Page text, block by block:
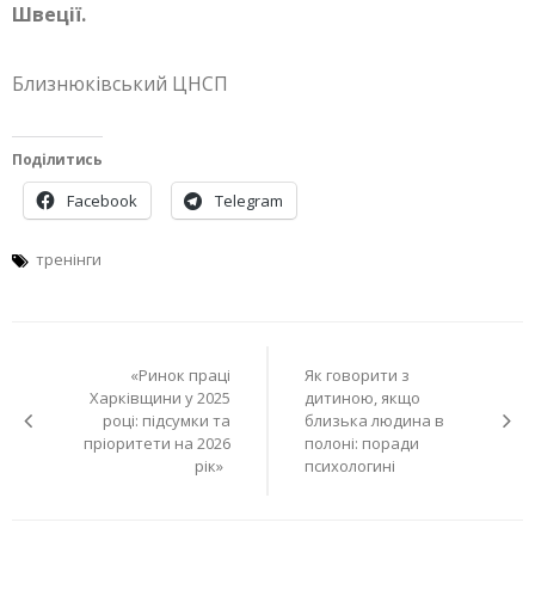
Швеції.
Близнюківський ЦНСП
Поділитись
Facebook Telegram
тренінги
записів
«Ринок праці
Харківщини у 2025
році: підсумки та
пріоритети на 2026
рік»
Як говорити з
дитиною, якщо
близька людина в
полоні: поради
психологині